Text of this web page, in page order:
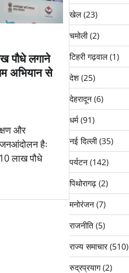
पौधे लगाने
अभियान से
और
हैः
लाख पौधे
खेल(23)
चमोली(2)
टिहरी गढ़वाल(1)
देश(25)
देहरादून(6)
धर्म(91)
नई दिल्ली(35)
पर्यटन(142)
पिथोरागढ़(2)
मनोरंजन(7)
राजनीति(5)
राज्य समाचार(510)
रुद्रप्रयाग(2)